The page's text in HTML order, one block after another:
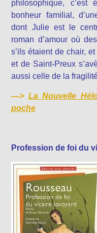
philosophique, c’est
bonheur familial,
dont Julie est le
roman d’amour où
s’ils étaient de chair,
et de Saint-Preux
aussi celle de la
—> La Nouvelle
poche
Profession de foi du